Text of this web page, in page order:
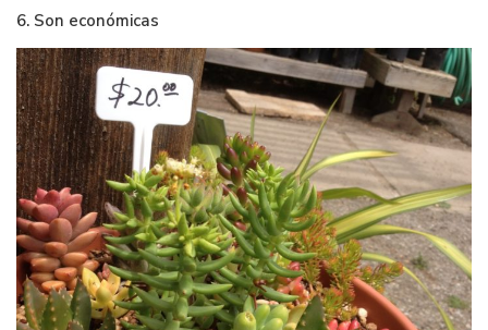
6. Son económicas